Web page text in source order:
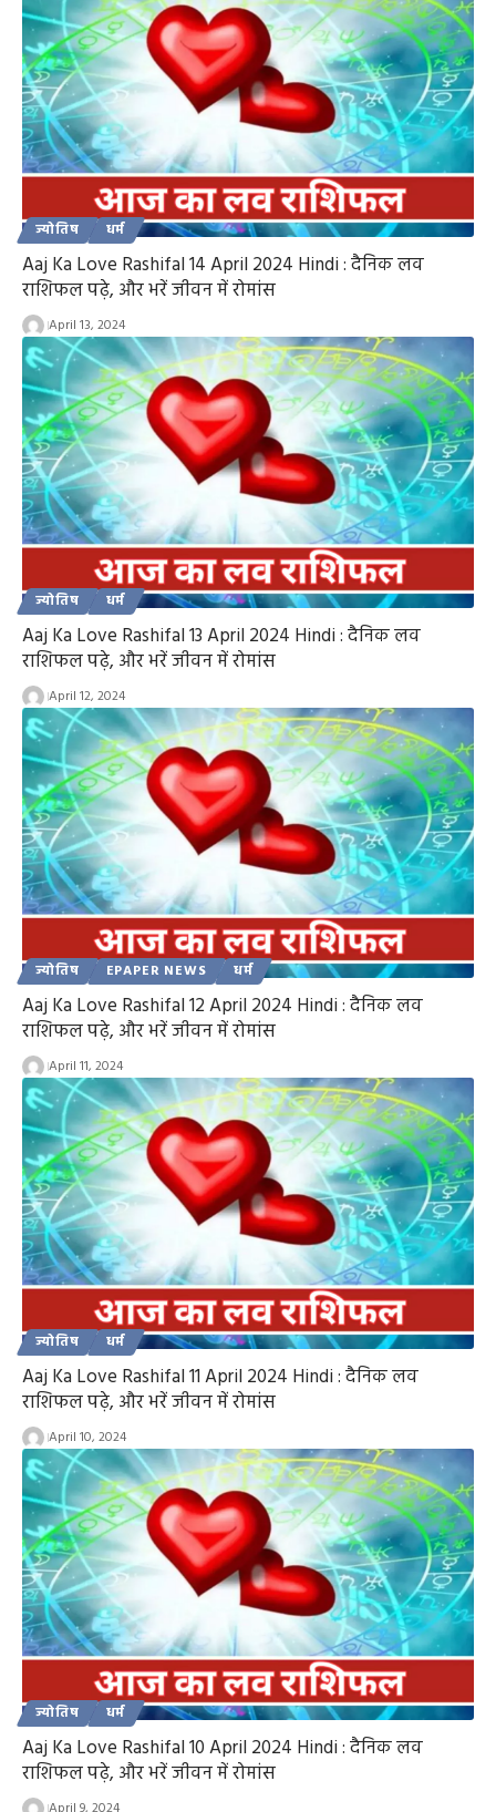
ज्योतिष धर्म
Aaj Ka Love Rashifal 14 April 2024 Hindi : दैनिक लव
राशिफल पढ़े, और भरें जीवन में रोमांस
April 13, 2024
ज्योतिष धर्म
Aaj Ka Love Rashifal 13 April 2024 Hindi : दैनिक लव
राशिफल पढ़े, और भरें जीवन में रोमांस
April 12, 2024
ज्योतिष EPAPER NEWS धर्म
Aaj Ka Love Rashifal 12 April 2024 Hindi : दैनिक लव
राशिफल पढ़े, और भरें जीवन में रोमांस
April 11, 2024
ज्योतिष धर्म
Aaj Ka Love Rashifal 11 April 2024 Hindi : दैनिक लव
राशिफल पढ़े, और भरें जीवन में रोमांस
April 10, 2024
ज्योतिष धर्म
Aaj Ka Love Rashifal 10 April 2024 Hindi : दैनिक लव
राशिफल पढ़े, और भरें जीवन में रोमांस